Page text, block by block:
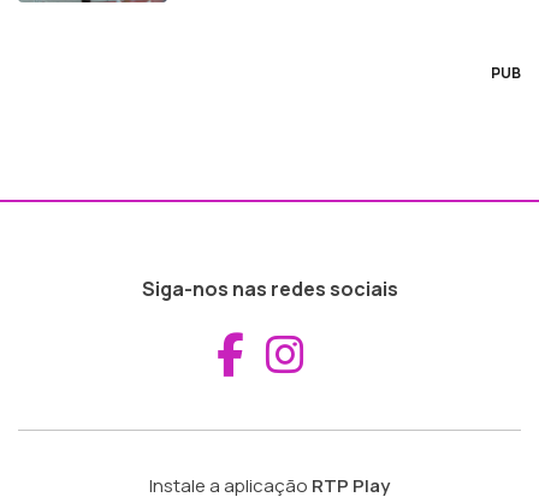
PUB
Siga-nos nas redes sociais
Aceder ao
Instale a aplicação RTP Play